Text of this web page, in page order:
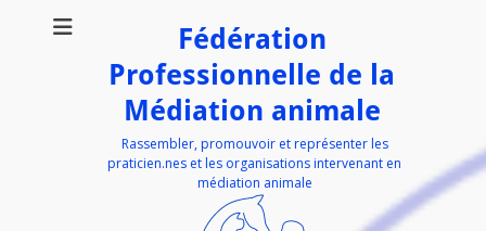
Fédération
Professionnelle de la
Médiation animale
Rassembler, promouvoir et représenter les
praticien.nes et les organisations intervenant en
médiation animale